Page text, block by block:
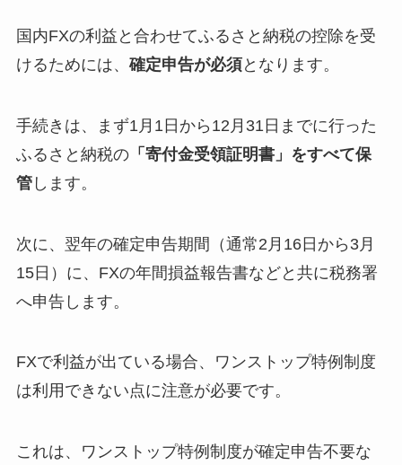
国内FXの利益と合わせてふるさと納税の控除を受
けるためには、 確定申告が必須となります。
手続きは、まず1月1日から12月31日までに行った
ふるさと納税の「寄付金受領証明書」をすべて保
管します。
次に、翌年の確定申告期間（通常2月16日から3月
15日）に、FXの年間損益報告書などと共に税務署
へ申告します。
FXで利益が出ている場合、ワンストップ特例制度
は利用できない点に注意が必要です。
これは、ワンストップ特例制度が確定申告不要な